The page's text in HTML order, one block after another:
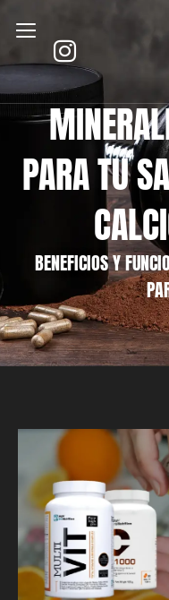
PARA TU
BENEFICIOS Y